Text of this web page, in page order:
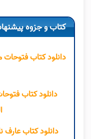
کتاب و جزوه
دانلود کتاب
دانلود کتاب
دانلود کتاب عارف